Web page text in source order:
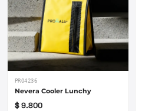
PRO4236
Nevera Cooler Lunchy
$ 9.800